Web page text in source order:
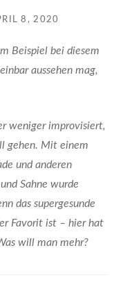
8, 2020
Beispiel bei diesem
aussehen mag,
weniger improvisiert,
gehen. Mit einem
und anderen
Sahne wurde
das supergesunde
Favorit ist – hier hat
will man mehr?